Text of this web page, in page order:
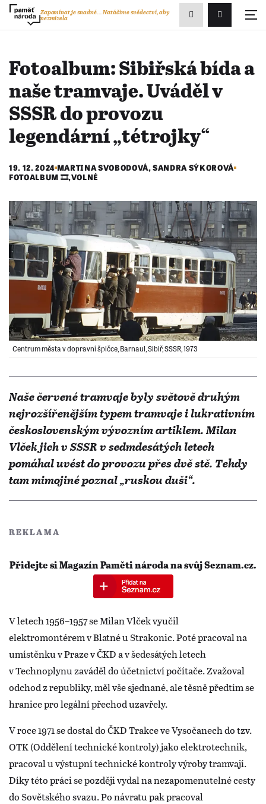
Přihlášení/
Zapomínat je snadné...Natáčíme svědectví, aby
nezmizela
Zobrazit
vyhledávání
Fotoalbum: Sibiřská bída a
naše tramvaje. Uváděl v
SSSR do provozu
legendární „tétrojky“
19. 12. 2024 MARTINA SVOBODOVÁ, SANDRA SÝKOROVÁ
FOTOALBUM 🎞️,VOLNÉ
Centrum města v dopravní špičce, Barnaul, Sibiř, SSSR, 1973
Naše červené tramvaje byly světově druhým
nejrozšířenějším typem tramvaje i lukrativním
československým vývozním artiklem. Milan
Vlček jich v SSSR v sedmdesátých letech
pomáhal uvést do provozu přes dvě stě. Tehdy
tam mimojiné poznal „ruskou duši“.
REKLAMA
Přidejte si Magazín Paměti národa na svůj Seznam.cz.
V letech 1956–1957 se Milan Vlček vyučil
elektromontérem v Blatné u Strakonic. Poté pracoval na
umístěnku v Praze v ČKD a v šedesátých letech
v Technoplynu zaváděl do účetnictví počítače. Zvažoval
odchod z republiky, měl vše sjednané, ale těsně předtím se
hranice pro legální přechod uzavřely.
V roce 1971 se dostal do ČKD Trakce ve Vysočanech do tzv.
OTK (Oddělení technické kontroly) jako elektrotechnik,
pracoval u výstupní technické kontroly výroby tramvají.
Díky této práci se později vydal na nezapomenutelné cesty
do Sovětského svazu. Po návratu pak pracoval